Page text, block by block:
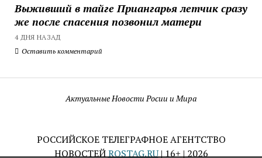
Выживший в тайге Приангарья летчик сразу
же после спасения позвонил матери
4 ДНЯ НАЗАД
Оставить комментарий
Актуальные Новости Росии и Мира
РОССИЙСКОЕ ТЕЛЕГРАФНОЕ АГЕНТСТВО
НОВОСТЕЙROSTAG.RU| 16+ | 2026